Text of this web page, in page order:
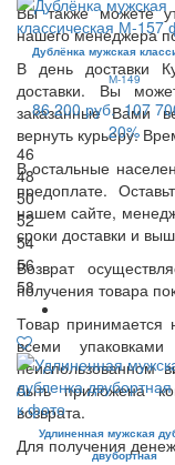
Вы также можете
нашего менеджера
В день доставки
доставки. Вы
заказанные Вами
вернуть курьеру.
В остальные
предоплате.
нашем сайте,
сроки доставки и
Возврат
получения товара
Товар принимается
всеми
неиспользованном
быть приложена
возврата.
Для получения
Дублёнка мужская
М-149
86 200 руб. 107
20%
46
48
50
52
54
56
58
Удлиненная мужская
двубортная